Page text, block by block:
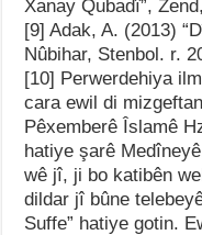
Xanay Qubadî”,
[9] Adak, A. (2013)
Nûbihar, Stenbol. r.
[10] Perwerdehiya
cara ewil di
Pêxemberê Îslamê
hatiye şarê
wê jî, ji bo katibên
dildar jî bûne
Suffe” hatiye gotin.